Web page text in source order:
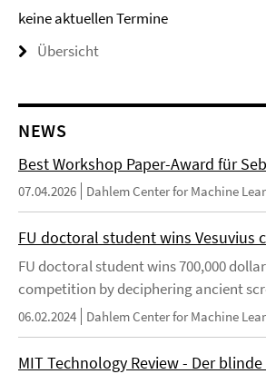
keine aktuellen Termine
Übersicht
NEWS
Best Workshop Paper-Award für
07.04.2026 Dahlem Center for Machine
FU doctoral student wins Vesuvius
FU doctoral student wins 700,000
competition by deciphering ancient
06.02.2024 Dahlem Center for Machine
MIT Technology Review - Der